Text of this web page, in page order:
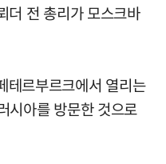
더 전 총리가 모스크바
테르부르크에서 열리는
시아를 방문한 것으로